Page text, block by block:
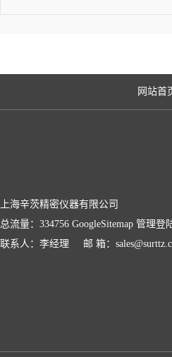
网站首
上海辛茨精密仪器有限公司
总流量：334756 GoogleSitemap 管理登
联系人：李经理 邮 箱：